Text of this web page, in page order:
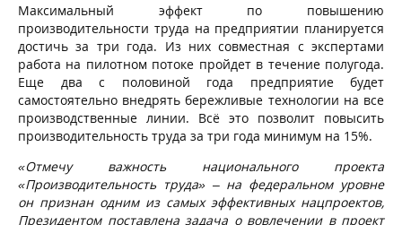
Максимальный эффект по повышению
производительности труда на предприятии планируется
достичь за три года. Из них совместная с экспертами
работа на пилотном потоке пройдет в течение полугода.
Еще два с половиной года предприятие будет
самостоятельно внедрять бережливые технологии на все
производственные линии. Всё это позволит повысить
производительность труда за три года минимум на 15%.
«Отмечу важность национального проекта
«Производительность труда» – на федеральном уровне
он признан одним из самых эффективных нацпроектов,
Президентом поставлена задача о вовлечении в проект